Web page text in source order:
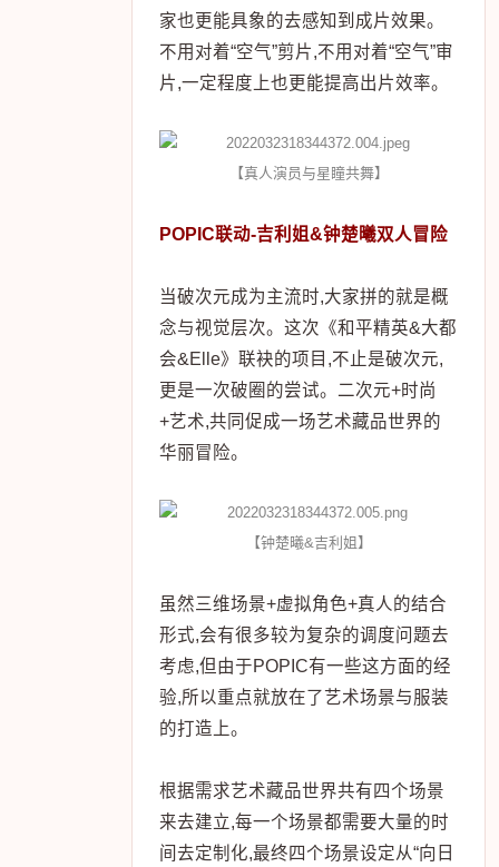
家也更能具象的去感知到成片效果。
不用对着“空气”剪片,不用对着“空气”审
片,一定程度上也更能提高出片效率。
【真人演员与星瞳共舞】
POPIC联动-吉利姐&钟楚曦双人冒险
当破次元成为主流时,大家拼的就是概
念与视觉层次。这次《和平精英&大都
会&Elle》联袂的项目,不止是破次元,
更是一次破圈的尝试。二次元+时尚
+艺术,共同促成一场艺术藏品世界的
华丽冒险。
【钟楚曦&吉利姐】
虽然三维场景+虚拟角色+真人的结合
形式,会有很多较为复杂的调度问题去
考虑,但由于POPIC有一些这方面的经
验,所以重点就放在了艺术场景与服装
的打造上。
根据需求艺术藏品世界共有四个场景
来去建立,每一个场景都需要大量的时
间去定制化,最终四个场景设定从“向日